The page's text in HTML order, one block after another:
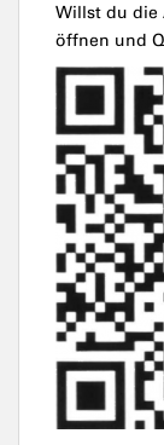
Willst du die
öffnen und